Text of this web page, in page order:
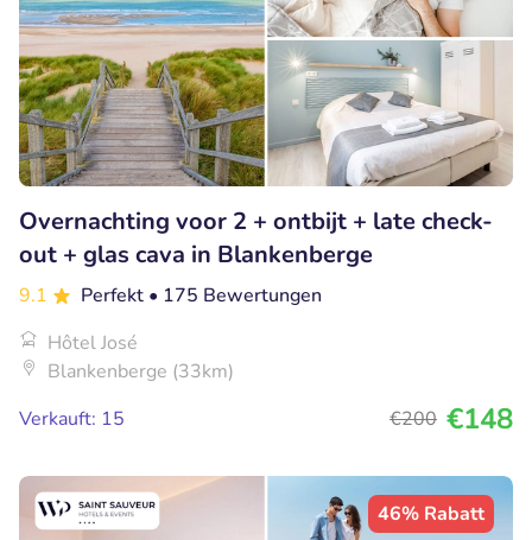
Overnachting voor 2 + ontbijt + late check-
out + glas cava in Blankenberge
9.1 Perfekt • 175 Bewertungen
Hôtel José
Blankenberge (33km)
Verkauft: 15
€200 €148
46% Rabatt